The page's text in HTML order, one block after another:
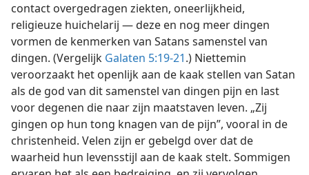
contact overgedragen ziekten, oneerlijkheid,
religieuze huichelarij — deze en nog meer dingen
vormen de kenmerken van Satans samenstel van
dingen. (Vergelijk Galaten 5:19-21.) Niettemin
veroorzaakt het openlijk aan de kaak stellen van Satan
als de god van dit samenstel van dingen pijn en last
voor degenen die naar zijn maatstaven leven. „Zij
gingen op hun tong knagen van de pijn”, vooral in de
christenheid. Velen zijn er gebelgd over dat de
waarheid hun levensstijl aan de kaak stelt. Sommigen